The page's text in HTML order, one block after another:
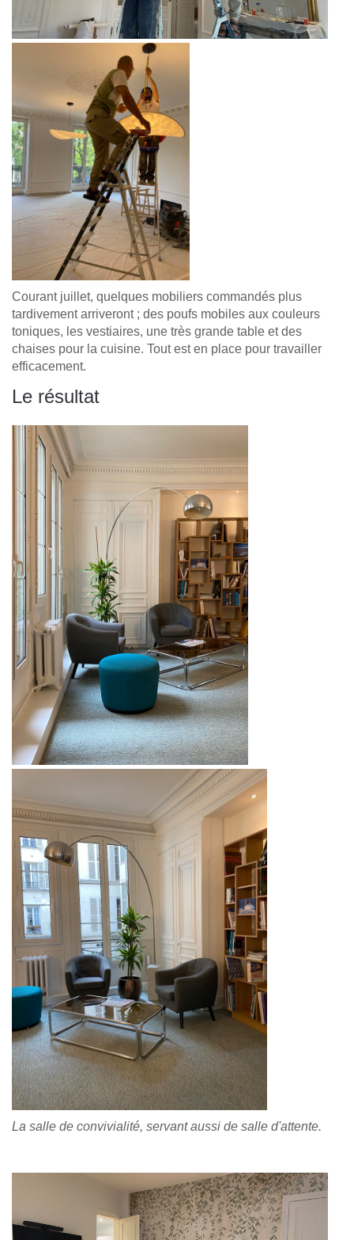
Courant juillet, quelques mobiliers commandés plus
tardivement arriveront ; des poufs mobiles aux couleurs
toniques, les vestiaires, une très grande table et des
chaises pour la cuisine. Tout est en place pour travailler
efficacement.
Le résultat
La salle de convivialité, servant aussi de salle d'attente.